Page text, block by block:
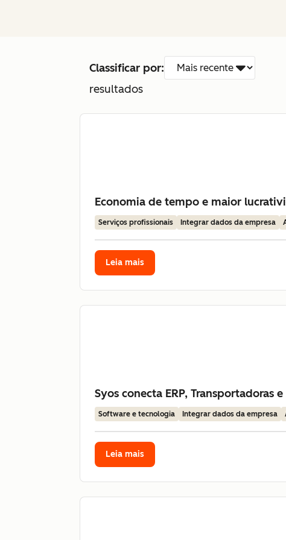
Classificar por:
resultados
Economia de tempo e maior
Serviços profissionais Integrar dados da empresa
Leia mais
Syos conecta ERP, Transportadoras
Software e tecnologia Integrar dados da empresa
Leia mais